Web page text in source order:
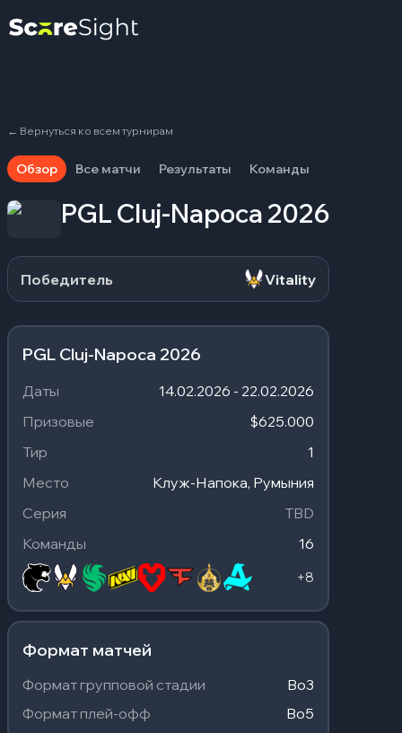
← Вернуться ко всем турнирам
Обзор Все матчи Результаты Команды
PGL Cluj-Napoca 2026
Победитель Vitality
PGL Cluj-Napoca 2026
Даты
14.02.2026 - 22.02.2026
Призовые
$625.000
Тир
1
Место
Клуж-Напока, Румыния
Серия
TBD
Команды
16
+8
Формат матчей
Формат групповой стадии
Bo3
Формат плей-офф
Bo5